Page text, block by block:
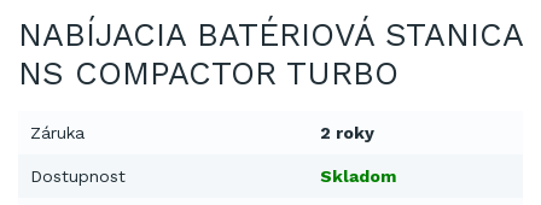
NABÍJACIA BATÉRIOVÁ STANICA
NS COMPACTOR TURBO
Záruka 2 roky
Dostupnost Skladom